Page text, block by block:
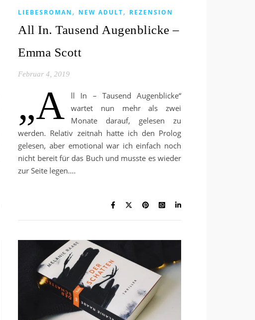
LIEBESROMAN , NEW ADULT, REZENSION
All In. Tausend Augenblicke –
Emma Scott
Februar 4, 2019
„A
ll In – Tausend Augenblicke“
wartet nun mehr als zwei
Monate darauf, gelesen zu
werden. Relativ zeitnah hatte ich den Prolog
gelesen, aber emotional war ich einfach noch
nicht bereit für das Buch und musste es wieder
zur Seite legen.…